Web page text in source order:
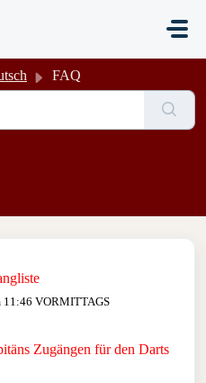
FAQ
11:46 VORMITTAGS
Zugängen für den Darts